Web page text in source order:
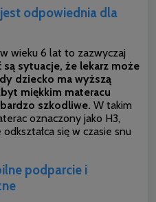
odpowiednia dla
wieku 6 lat to zazwyczaj
są sytuacje, że lekarz może
dziecko ma wyższą
miękkim materacu
szkodliwe. W takim
oznaczony jako H3,
się w czasie snu
podparcie i